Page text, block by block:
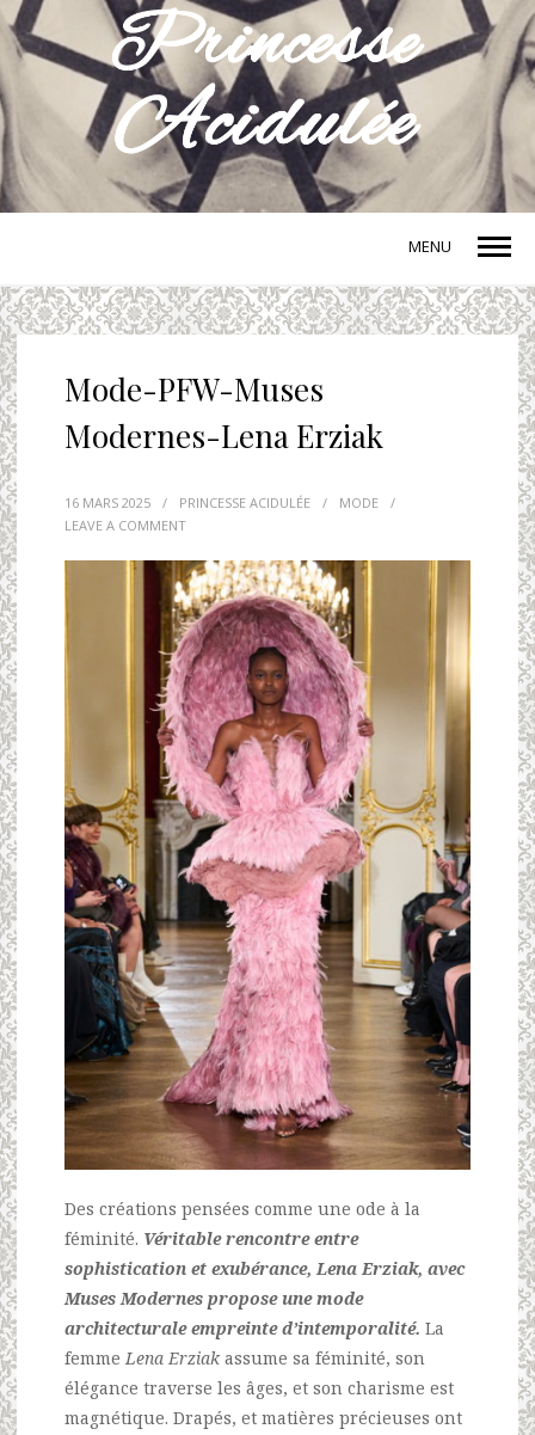
MENU
Mode-PFW-Muses
Modernes-Lena Erziak
16 MARS 2025 / PRINCESSE ACIDULÉE / MODE
/
LEAVE A COMMENT
Des créations pensées comme une ode à la
féminité. Véritable rencontre entre
sophistication et exubérance, Lena Erziak, avec
Muses Modernes propose une mode
architecturale empreinte d’intemporalité. La
femmeLena Erziakassume sa féminité, son
élégance traverse les âges, et son charisme est
magnétique. Drapés, et matières précieuses ont